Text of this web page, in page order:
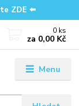
ZDE ⬅️
Menu
0 ks
za 0,00 Kč